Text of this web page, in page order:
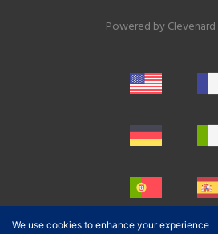
Powered by
We use cookies to enhance your experience